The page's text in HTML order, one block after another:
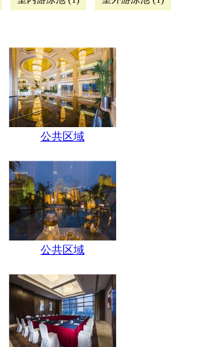
公共区域
公共区域